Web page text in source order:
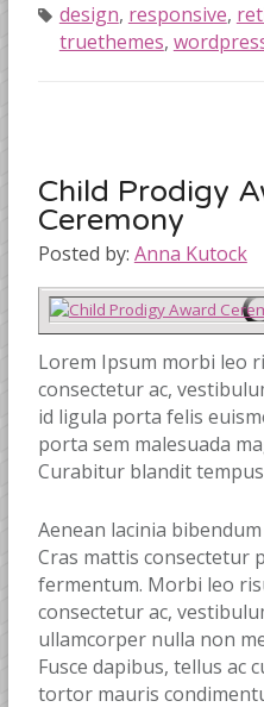
design, responsive,
truethemes,
Child Prodigy
Ceremony
Posted by: Anna Kutock
Lorem Ipsum morbi leo
consectetur ac,
id ligula porta felis
porta sem malesuada
Curabitur blandit
Aenean lacinia
Cras mattis consectetur
fermentum. Morbi leo
consectetur ac,
ullamcorper nulla non
Fusce dapibus, tellus ac
tortor mauris